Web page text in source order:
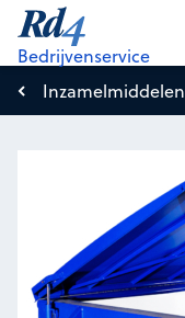
Bedrijvenservice
Inzamelmiddelen